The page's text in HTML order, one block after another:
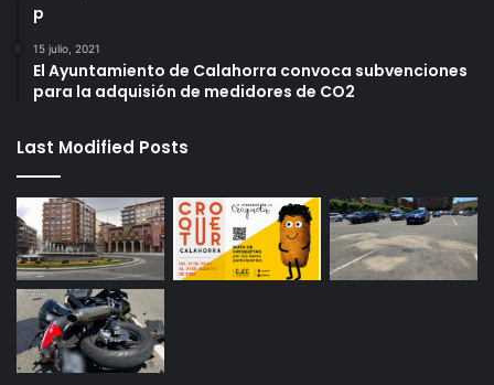
p
15 julio, 2021
El Ayuntamiento de Calahorra convoca subvenciones
para la adquisión de medidores de CO2
Last Modified Posts